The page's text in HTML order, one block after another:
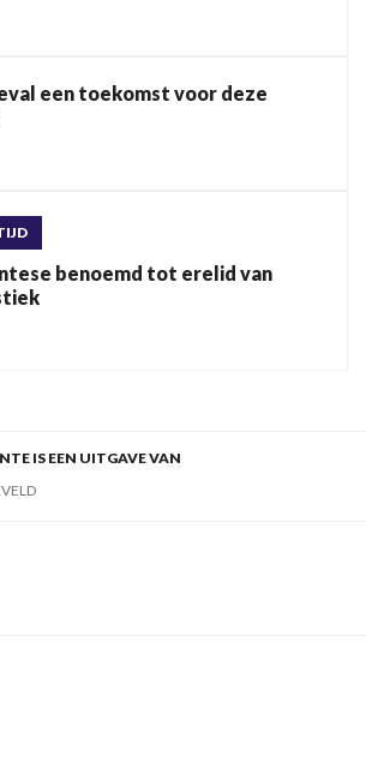
een toekomst voor deze
benoemd tot erelid van
IS EEN UITGAVE VAN